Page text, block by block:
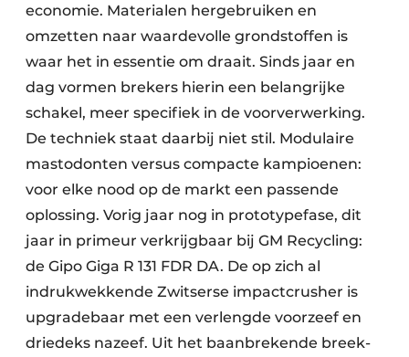
economie. Materialen hergebruiken en
omzetten naar waardevolle grondstoffen is
waar het in essentie om draait. Sinds jaar en
dag vormen brekers hierin een belangrijke
schakel, meer specifiek in de voorverwerking.
De techniek staat daarbij niet stil. Modulaire
mastodonten versus compacte kampioenen:
voor elke nood op de markt een passende
oplossing. Vorig jaar nog in prototypefase, dit
jaar in primeur verkrijgbaar bij GM Recycling:
de Gipo Giga R 131 FDR DA. De op zich al
indrukwekkende Zwitserse impactcrusher is
upgradebaar met een verlengde voorzeef en
driedeks nazeef. Uit het baanbrekende breek-